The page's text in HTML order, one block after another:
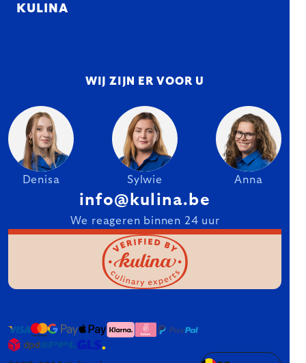
KULINA
WIJ ZIJN ER VOOR U
Denisa Sylwie Anna
info@kulina.be
We reageren binnen 24 uur